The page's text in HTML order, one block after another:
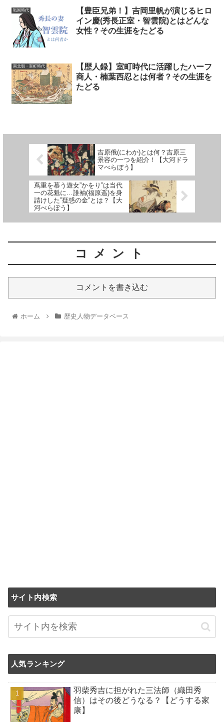
戦国時代
【豊臣兄弟！】吉岡里帆が演じるヒロ
イン慶(秀長正室・智雲院)とはどんな
女性？その生涯をたどる
南北朝・室町時代
【歴人録】室町時代に活躍したハーフ
商人・楠葉西忍とは何者？その生涯を
たどる
吉原俄(にわか)とは何？吉原三
景容の一つを紹介！【大河ドラ
マべらぼう】
蔦重を慕う遊女”かをり”は当代
一の花魁に…誰袖(福原遥)を身
請けした”疑惑の金”とは？【大
河べらぼう】
コメント
コメントを書き込む
ホーム 歴史人物データベース
サイト内検索
人気ランキング
羽柴秀吉に担がれた三法師（織田秀
信）はその後どうなる？【どうする家
康】